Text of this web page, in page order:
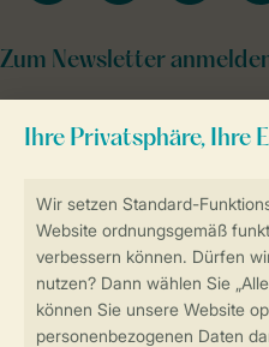
Sicher und schnell zur
Sichere
Zum Newsletter